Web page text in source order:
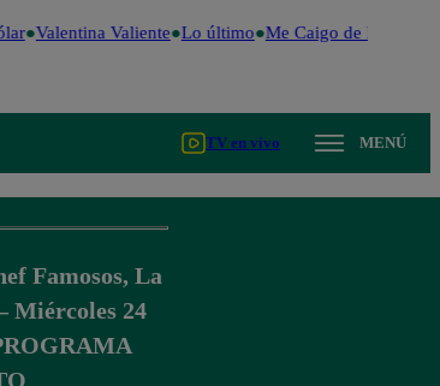
Valentina Valiente Lo último Me Caigo de Risa
TV en vivo MENÚ
Famosos, La
Miércoles 24